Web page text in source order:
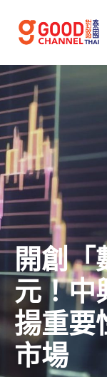
開創「
元！中
揚重要
市場